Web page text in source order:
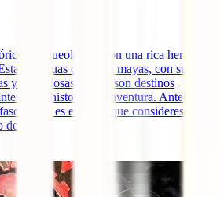
y arqueológico con una rica herencia
antiguas ciudades mayas, con sus
y misteriosas ruinas, son destinos
de la historia y la aventura. Antes de
es esencial que consideres la
de [...]